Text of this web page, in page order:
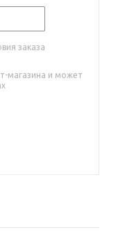
заказа
магазина и может